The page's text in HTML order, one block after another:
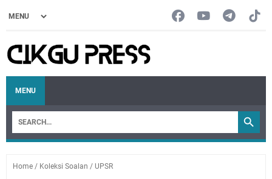
MENU
Home / Koleksi Soalan / UPSR